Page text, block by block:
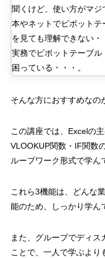
聞くけど、使い方がマジ
本やネットでピボットテ
を見ても理解できない・
実務でピボットテーブル
困っている・・・。
そんな方におすすめなの
この講座では、 Excelの
VLOOKUP関数・ IF関数
ループワーク形式で学ん
これら3機能は、どんな
能のため、しっかり学ん
また、グループでディ
ことで、一人で学ぶより